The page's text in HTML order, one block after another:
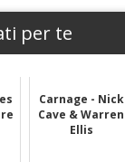
per te
Carnage - Nick
Cave & Warren
Ellis